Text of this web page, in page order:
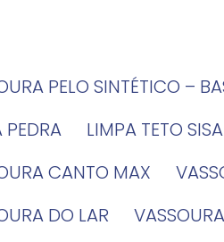
PELO SINTÉTICO –
PEDRA
LIMPA TETO
CANTO MAX
DO LAR